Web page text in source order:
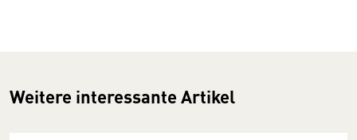
Weitere interessante Artikel